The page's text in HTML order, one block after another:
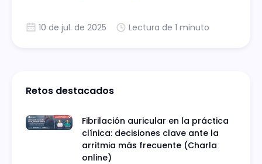
10 de jul. de 2025 Lectura de 1 minuto
Retos destacados
Fibrilación auricular en la práctica
clínica: decisiones clave ante la
arritmia más frecuente (Charla
online)